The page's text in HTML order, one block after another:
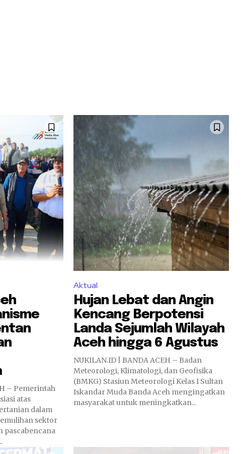
– Pemerintah
atas
dalam
sektor
pascabencana
Aktual
Hujan Lebat dan Angin
Kencang Berpotensi
Landa Sejumlah Wilayah
Aceh hingga 6 Agustus
NUKILAN.ID | BANDA ACEH – Badan
Meteorologi, Klimatologi, dan Geofisika
(BMKG) Stasiun Meteorologi Kelas I Sultan
Iskandar Muda Banda Aceh mengingatkan
masyarakat untuk meningkatkan...